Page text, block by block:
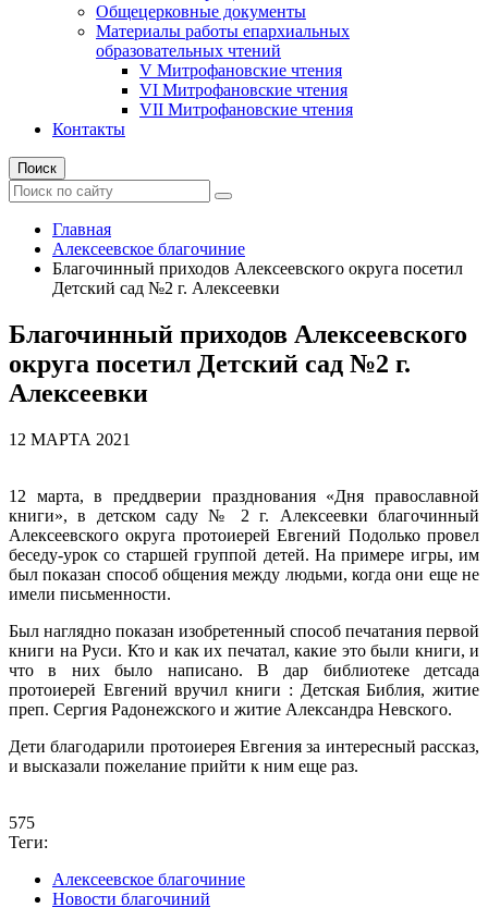
Общецерковные документы
Материалы работы епархиальных
образовательных чтений
V Митрофановские чтения
VI Митрофановские чтения
VII Митрофановские чтения
Контакты
Поиск
Главная
Алексеевское благочиние
Благочинный приходов Алексеевского округа посетил
Детский сад №2 г. Алексеевки
Благочинный приходов Алексеевского
округа посетил Детский сад №2 г.
Алексеевки
12 МАРТА 2021
12 марта, в преддверии празднования «Дня православной
книги», в детском саду № 2 г. Алексеевки благочинный
Алексеевского округа протоиерей Евгений Подолько провел
беседу-урок со старшей группой детей. На примере игры, им
был показан способ общения между людьми, когда они еще не
имели письменности.
Был наглядно показан изобретенный способ печатания первой
книги на Руси. Кто и как их печатал, какие это были книги, и
что в них было написано. В дар библиотеке детсада
протоиерей Евгений вручил книги : Детская Библия, житие
преп. Сергия Радонежского и житие Александра Невского.
Дети благодарили протоиерея Евгения за интересный рассказ,
и высказали пожелание прийти к ним еще раз.
575
Теги:
Алексеевское благочиние
Новости благочиний